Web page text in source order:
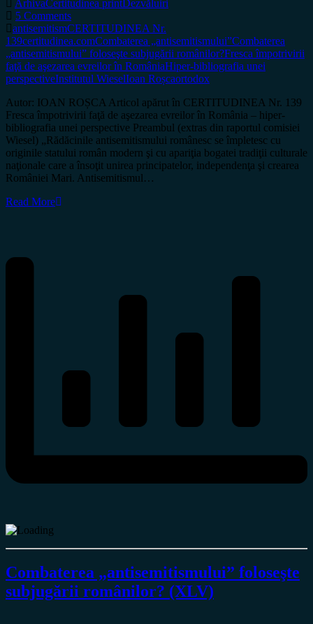
ArhivaCertitudinea print Dezvăluiri
5 Comments
antisemitismCERTITUDINEA Nr.
139certitudinea.comCombaterea „antisemitismului”Combaterea
„antisemitismului” foloseşte subjugării românilor?Fresca împotrivirii
faţă de aşezarea evreilor în RomâniaHiper-bibliografia unei
perspectiveInstitutul WieselIoan Roșcaortodox
Autor: IOAN ROȘCA Articol apărut în CERTITUDINEA Nr. 139
Fresca împotrivirii faţă de aşezarea evreilor în România – hiper-
bibliografia unei perspective Preambul (extras din raportul comisiei
Wiesel) „Rădăcinile antisemitismului românesc se împletesc cu
originile statului român modern şi cu apariţia bogatei tradiţii culturale
naţionale care a însoţit unirea principatelor, independenţa şi crearea
României Mari. Antisemitismul…
Read More
Combaterea „antisemitismului” foloseşte
subjugării românilor? (XLV)